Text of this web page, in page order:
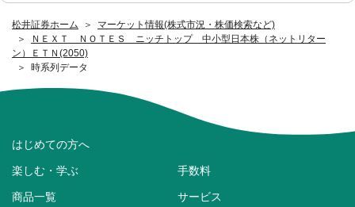
松井証券ホーム
マーケット情報(株式市況・株価検索など)
ＮＥＸＴ ＮＯＴＥＳ ニッチトップ 中小型日本株（ネットリター
ン）ＥＴＮ(2050)
時系列データ
はじめての方へ
楽しむ・学ぶ 手数料
商品一覧 サービス